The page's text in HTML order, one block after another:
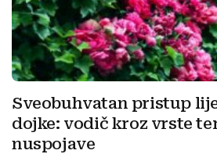
Sveobuhvatan pristup
dojke: vodič kroz vrste
nuspojave